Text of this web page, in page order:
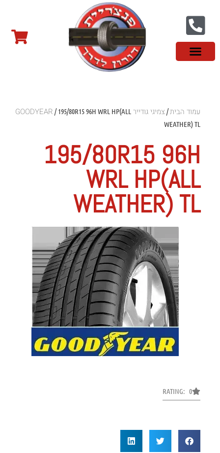
עמוד הבית/צמיגי גודייר GOODYEAR/ 195/80R15 96H WRL HP(ALL
WEATHER) TL
195/80R15 96H
WRL HP(ALL
WEATHER) TL
RATING: 0